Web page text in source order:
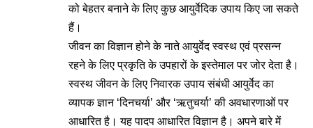
को बेहतर बनाने के लिए कुछ आयुर्वेदिक उपाय किए जा सकते
हैं।
जीवन का विज्ञान होने के नाते आयुर्वेद स्वस्थ एवं प्रसन्‍न
रहने के लिए प्रकृति के उपहारों के इस्‍तेमाल पर जोर देता है।
स्‍वस्‍थ जीवन के लिए निवारक उपाय संबंधी आयुर्वेद का
व्यापक ज्ञान ‘दिनचर्या’ और ‘ऋतुचर्या’ की अवधारणाओं पर
आधारित है। यह पादप आधारित विज्ञान है। अपने बारे में